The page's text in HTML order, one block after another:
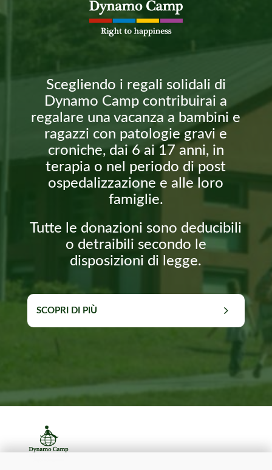
Scegliendo i regali solidali di
Dynamo Camp contribuirai a
regalare una vacanza a bambini e
ragazzi con patologie gravi e
croniche, dai 6 ai 17 anni, in
terapia o nel periodo di post
ospedalizzazione e alle loro
famiglie.
Tutte le donazioni sono deducibili
o detraibili secondo le
disposizioni di legge.
SCOPRI DI PIÙ